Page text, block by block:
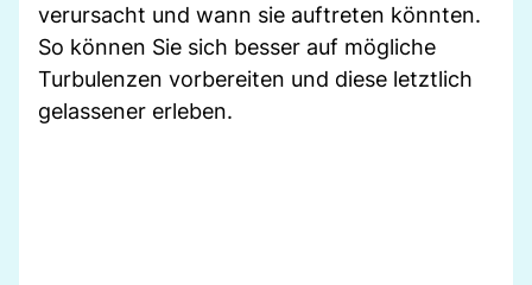
verursacht und wann sie auftreten könnten.
So können Sie sich besser auf mögliche
Turbulenzen vorbereiten und diese letztlich
gelassener erleben.